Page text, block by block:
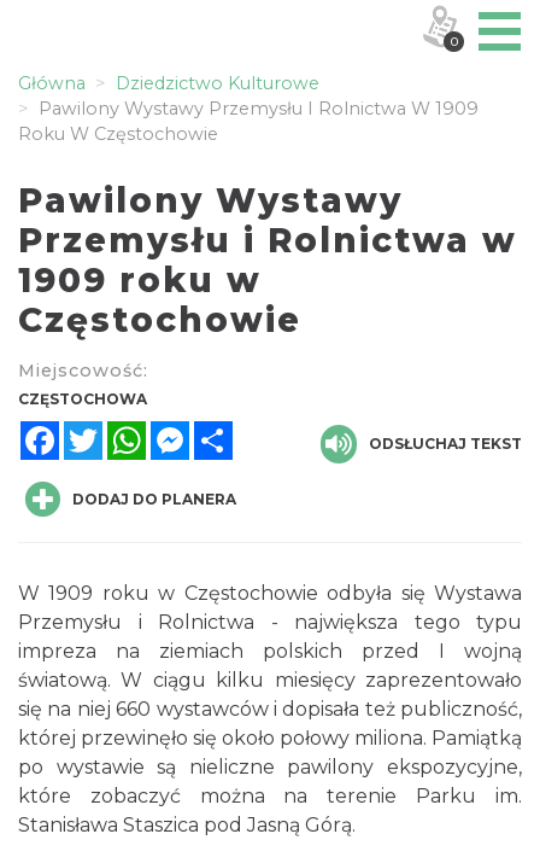
Główna
Dziedzictwo Kulturowe
Pawilony Wystawy Przemysłu I Rolnictwa W 1909
Roku W Częstochowie
Pawilony Wystawy
Przemysłu i Rolnictwa w
1909 roku w
Częstochowie
Miejscowość:
CZĘSTOCHOWA
FacebookTwitterWhatsAppMessenger
ODSŁUCHAJ TEKST
DODAJ DO PLANERA
W 1909 roku w Częstochowie odbyła się Wystawa
Przemysłu i Rolnictwa - największa tego typu
impreza na ziemiach polskich przed I wojną
światową. W ciągu kilku miesięcy zaprezentowało
się na niej 660 wystawców i dopisała też publiczność,
której przewinęło się około połowy miliona. Pamiątką
po wystawie są nieliczne pawilony ekspozycyjne,
które zobaczyć można na terenie Parku im.
Stanisława Staszica pod Jasną Górą.
0